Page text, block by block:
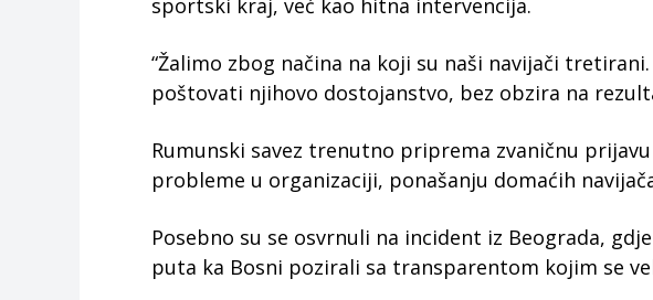
“Žalimo zbog načina na koji su naši navijači
poštovati njihovo dostojanstvo, bez obzira na
Rumunski savez trenutno priprema zvaničnu
probleme u organizaciji, ponašanju domaćih
Posebno su se osvrnuli na incident iz Beograda,
puta ka Bosni pozirali sa transparentom kojim se